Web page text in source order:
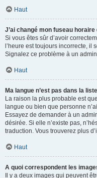
Haut
J’ai changé mon fuseau
Si vous êtes sûr d’avoir
l’heure est toujours incorrecte, il
Signalez ce problème à un
Haut
Ma langue n’est pas dans la
La raison la plus probable est
langue ou bien que personne
Essayez de demander à un
désirée. Si elle n’existe pas,
traduction. Vous trouverez plus
Haut
A quoi correspondent les
Il y a deux images qui peuvent